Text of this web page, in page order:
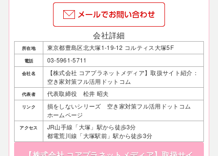
会社詳細
所在地 東京都豊島区北大塚1-19-12 コルティス大塚5F
電話 03-5961-5711
会社名
【株式会社 コアプラネットメディア】取扱サイト紹介：
空き家対策フル活用ドットコム
代表者 代表取締役 松井 昭夫
リンク
損をしないシリーズ 空き家対策フル活用ドットコム
ホームページ
アクセス
JR山手線「大塚」駅から徒歩3分
都電荒川線「大塚駅前」駅から徒歩3分